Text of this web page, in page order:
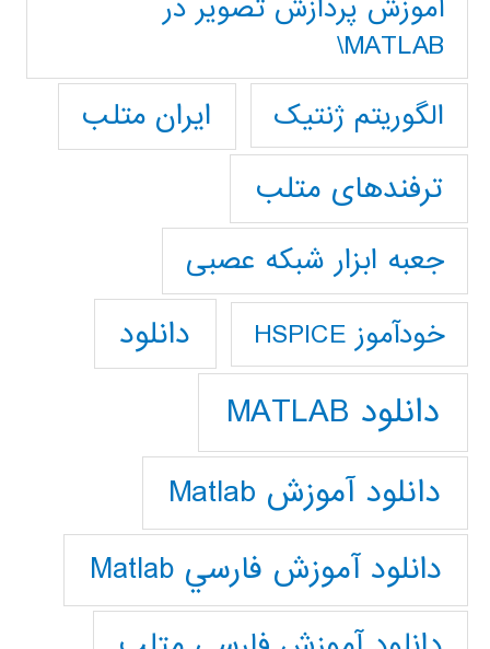
آموزش پردازش تصوير در
MATLAB\
الگوریتم ژنتیک
ایران متلب
ترفندهای متلب
جعبه ابزار شبکه عصبی
خودآموز HSPICE دانلود
دانلود MATLAB
دانلود آموزش Matlab
دانلود آموزش فارسي Matlab